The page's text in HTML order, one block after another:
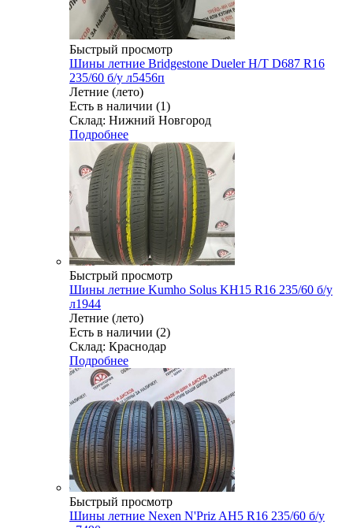
Быстрый просмотр
Шины летние Bridgestone Dueler H/T D687 R16
235/60 б/у л5456п
Летние (лето)
Есть в наличии (1)
Склад: Нижний Новгород
Подробнее
Быстрый просмотр
Шины летние Kumho Solus KH15 R16 235/60 б/у
л1944
Летние (лето)
Есть в наличии (2)
Склад: Краснодар
Подробнее
Быстрый просмотр
Шины летние Nexen N'Priz AH5 R16 235/60 б/у